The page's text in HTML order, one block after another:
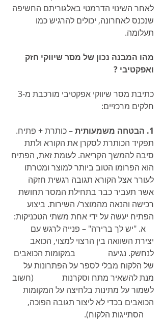
לאחר השינוי הדרמטי באלגוריתם החשיפה
שנכנס לאחרונה, יכולים להרגיש כמו
תעלומה.
מהו המבנה נכון של מסר שיווקי חזק
ואפקטיבי ?
חלקים מרכזיים:
1. הבטחה משמעותית
– כותרת + פתיח.
תפקיד הכותרת לסקרן את הקורא ולתת
סיבה להמשך הקריאה. לעומת זאת, הפתיח
הוא הפרומו הטוב ביותר למוצר ומטרתו
לעורר אצל הקורא תגובה רגשית חזקה
אשר תעביר כבר בתחילת המסר תחושת
רכישה והנאה מהמוצר/ השירות. ביצוע
הפתיח יעשה על ידי אחת משתי הטכניקות:
    א. "יש לך ברירה" – פנייה לרגש עם
יצירת השוואה בין הרצוי למצוי, הכואב
לנחשק. נגיעה                במקומות הכואבים
של הלקוח מבלי לספר על הפתרונות על
מנת להשאיר מתח וסקרנות              (חשוב
לשמור על מתינות בלחיצה על המקומות
הכואבים בכדי לא ליצור תגובה הפוכה,
     הסתייגות הלקוח).